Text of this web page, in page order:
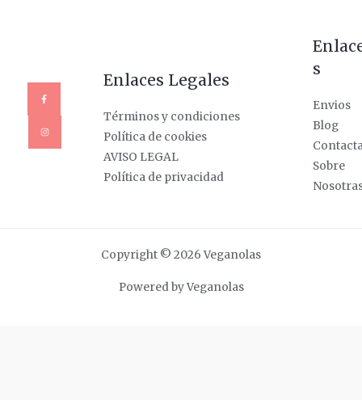
Enlaces Legales
Términos y condiciones
Política de cookies
AVISO LEGAL
Política de privacidad
s
Envios
Blog
Sobre
Copyright © 2026 Veganolas
Powered by Veganolas